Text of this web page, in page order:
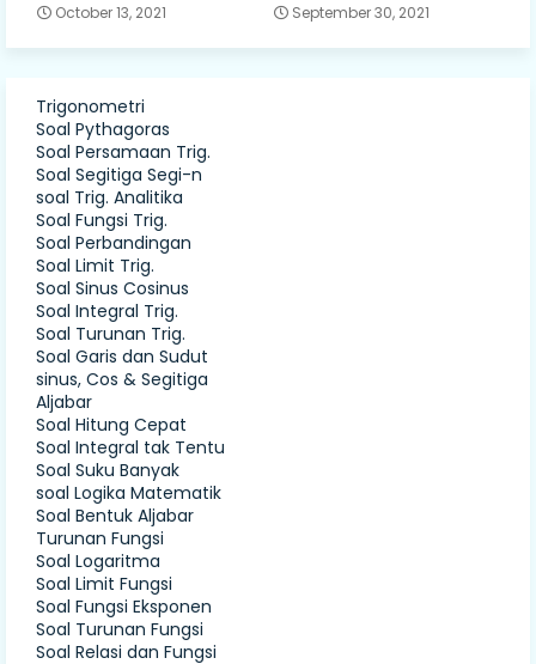
October 13, 2021 September 30, 2021
Trigonometri
Soal Pythagoras
Soal Persamaan Trig.
Soal Segitiga Segi-n
soal Trig. Analitika
Soal Fungsi Trig.
Soal Perbandingan
Soal Limit Trig.
Soal Sinus Cosinus
Soal Integral Trig.
Soal Turunan Trig.
Soal Garis dan Sudut
sinus, Cos & Segitiga
Aljabar
Soal Hitung Cepat
Soal Integral tak Tentu
Soal Suku Banyak
soal Logika Matematik
Soal Bentuk Aljabar
Turunan Fungsi
Soal Logaritma
Soal Limit Fungsi
Soal Fungsi Eksponen
Soal Turunan Fungsi
Soal Relasi dan Fungsi